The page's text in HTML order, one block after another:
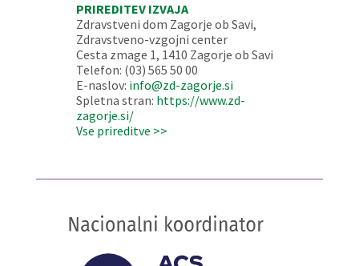
PRIREDITEV IZVAJA
Zdravstveni dom Zagorje ob Savi,
Zdravstveno-vzgojni center
Cesta zmage 1, 1410 Zagorje ob Savi
Telefon: (03) 565 50 00
E-naslov: info@zd-zagorje.si
Spletna stran: https://www.zd-
zagorje.si/
Vse prireditve >>